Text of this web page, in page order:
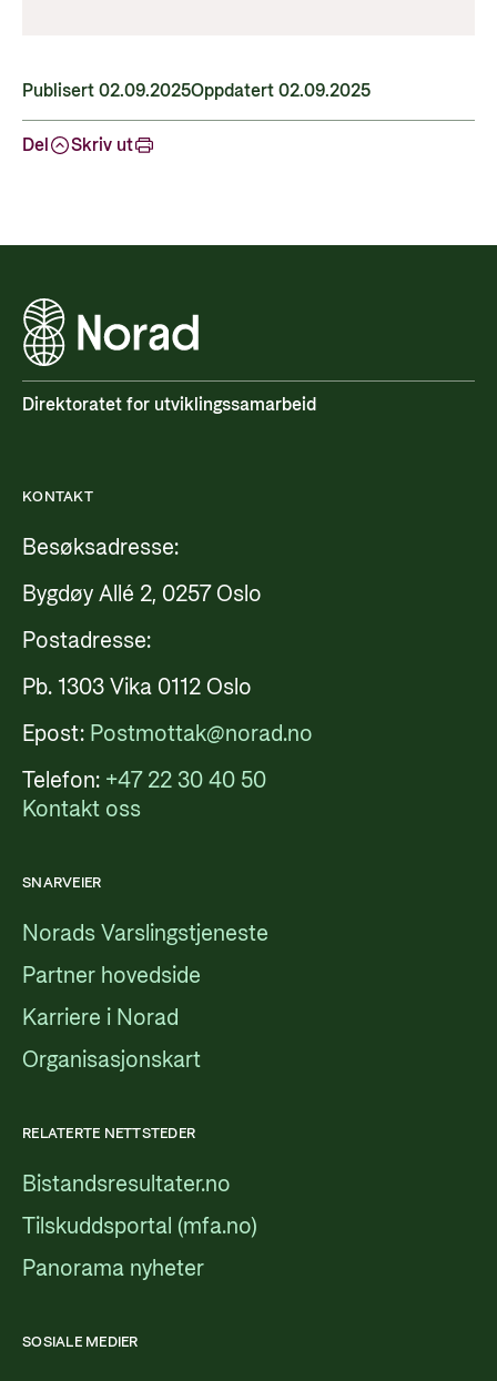
Publisert 02.09.2025Oppdatert 02.09.2025
Del Skriv ut
Direktoratet for utviklingssamarbeid
KONTAKT
Besøksadresse:
Bygdøy Allé 2, 0257 Oslo
Postadresse:
Pb. 1303 Vika 0112 Oslo
Epost: Postmottak@norad.no
Telefon: +47 22 30 40 50
Kontakt oss
SNARVEIER
Norads Varslingstjeneste
Partner hovedside
Karriere i Norad
Organisasjonskart
RELATERTE NETTSTEDER
Bistandsresultater.no
Tilskuddsportal (mfa.no)
Panorama nyheter
SOSIALE MEDIER